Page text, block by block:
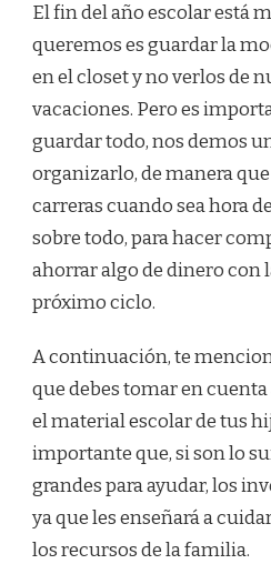
El fin del año escolar está
queremos es guardar la
en el closet y no verlos de
vacaciones. Pero es
guardar todo, nos demos
organizarlo, de manera
carreras cuando sea hora
sobre todo, para hacer
ahorrar algo de dinero con
próximo ciclo.
A continuación, te
que debes tomar en
el material escolar de tus
importante que, si son lo
grandes para ayudar, los
ya que les enseñará a
los recursos de la familia.